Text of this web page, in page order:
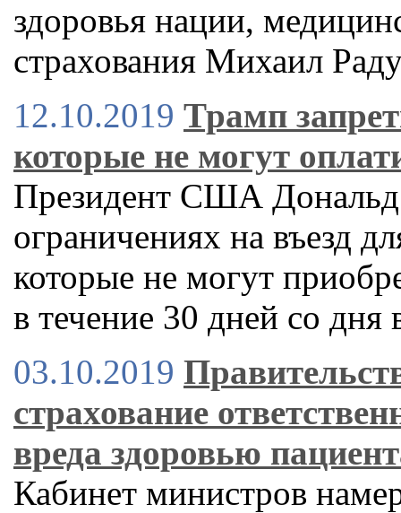
здоровья нации,
страхования Михаил
12.10.2019 Трамп
которые не могут
Президент США
ограничениях на въезд
которые не могут
в течение 30 дней со
03.10.2019
страхование
вреда здоровью
Кабинет министров